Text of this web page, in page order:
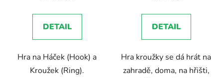
DETAIL
Hra na Háček (Hook) a
Kroužek (Ring).
5,0
z
hvězdiček.
DETAIL
Hra kroužky se dá hrát na
zahradě, doma, na hřišti,